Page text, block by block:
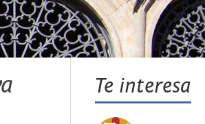
Te interesa